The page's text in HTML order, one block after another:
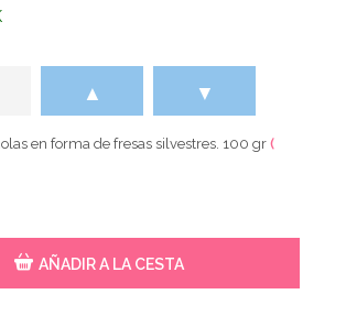
▲ ▼
en forma de fresas silvestres. 100 gr(
AÑADIR A LA CESTA